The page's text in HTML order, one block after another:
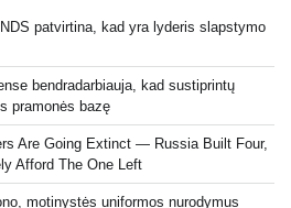
patvirtina, kad yra lyderis slapstymo
bendradarbiauja, kad sustiprintų
pramonės bazę
Are Going Extinct — Russia Built Four,
Afford The One Left
motinystės uniformos nurodymus